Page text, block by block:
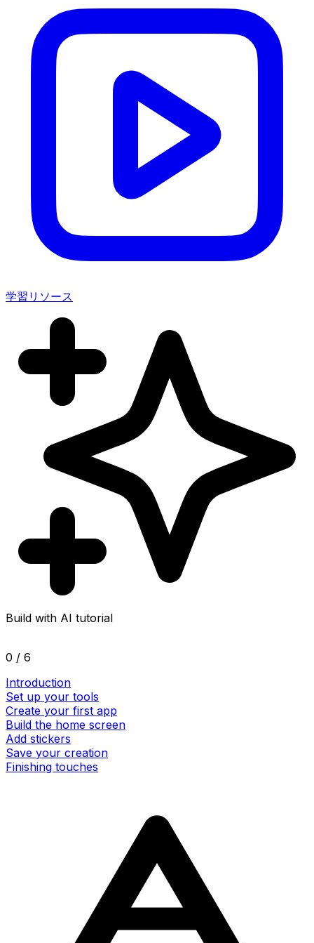
学習リソース
Build with AI tutorial
0 / 6
Introduction
Set up your tools
Create your first app
Build the home screen
Add stickers
Save your creation
Finishing touches